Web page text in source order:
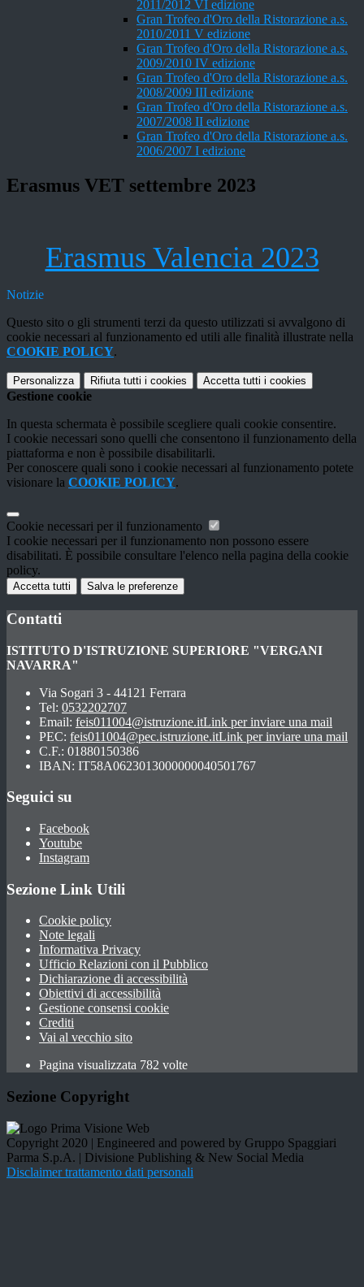
2011/2012 VI edizione
Gran Trofeo d'Oro della Ristorazione a.s.
2010/2011 V edizione
Gran Trofeo d'Oro della Ristorazione a.s.
2009/2010 IV edizione
Gran Trofeo d'Oro della Ristorazione a.s.
2008/2009 III edizione
Gran Trofeo d'Oro della Ristorazione a.s.
2007/2008 II edizione
Gran Trofeo d'Oro della Ristorazione a.s.
2006/2007 I edizione
Erasmus VET settembre 2023
Erasmus Valencia 2023
Notizie
Questo sito o gli strumenti terzi da questo utilizzati si avvalgono di
cookie necessari al funzionamento ed utili alle finalità illustrate nella
COOKIE POLICY.
Personalizza Rifiuta tutti i cookies Accetta tutti i cookies
Gestione cookie
In questa schermata è possibile scegliere quali cookie consentire.
I cookie necessari sono quelli che consentono il funzionamento della
piattaforma e non è possibile disabilitarli.
Per conoscere quali sono i cookie necessari al funzionamento potete
visionare la COOKIE POLICY.
Cookie necessari per il funzionamento
I cookie necessari per il funzionamento non possono essere
disabilitati. È possibile consultare l'elenco nella pagina della cookie
policy.
Accetta tutti Salva le preferenze
Contatti
ISTITUTO D'ISTRUZIONE SUPERIORE "VERGANI
NAVARRA"
Via Sogari 3 - 44121 Ferrara
Tel: 0532202707
Email: feis011004@istruzione.itLink per inviare una mail
PEC: feis011004@pec.istruzione.itLink per inviare una mail
C.F.: 01880150386
IBAN: IT58A0623013000000040501767
Seguici su
Facebook
Youtube
Instagram
Sezione Link Utili
Cookie policy
Note legali
Informativa Privacy
Ufficio Relazioni con il Pubblico
Dichiarazione di accessibilità
Obiettivi di accessibilità
Gestione consensi cookie
Crediti
Vai al vecchio sito
Pagina visualizzata 782 volte
Sezione Copyright
Copyright 2020 | Engineered and powered by Gruppo Spaggiari
Parma S.p.A. | Divisione Publishing & New Social Media
Disclaimer trattamento dati personali